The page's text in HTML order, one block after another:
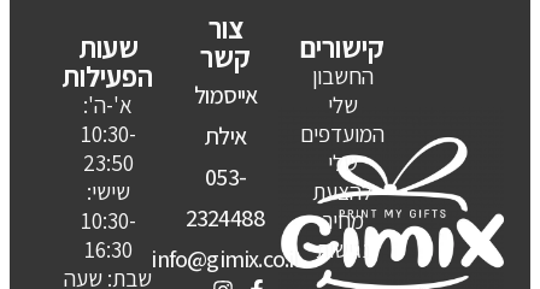
קישורים
החשבון
שלי
המועדפים
שלי
להצעת
מחיר
נגישות
צור
קשר
אייסמול
אילת
053-
2324488
info@gimix.co.il
שעות
הפעילות
א'-ה':
10:30-
23:50
שישי:
10:30-
16:30
שבת: שעה